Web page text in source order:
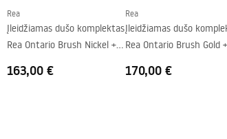
Rea
Įleidžiamas dušo komplektas
Rea Ontario Brush Nickel +
163,00 €
Rea
Įleidžiamas dušo
Rea Ontario Brush Gold +
170,00 €